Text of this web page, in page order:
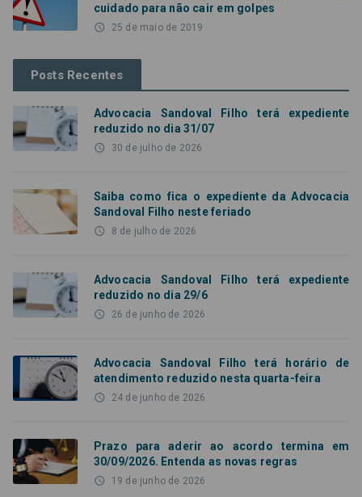
cuidado para não cair em golpes
access_time 25 de maio de 2019
Posts Recentes
Advocacia Sandoval Filho terá expediente
reduzido no dia 31/07
access_time 30 de julho de 2026
Saiba como fica o expediente da Advocacia
Sandoval Filho neste feriado
access_time 8 de julho de 2026
Advocacia Sandoval Filho terá expediente
reduzido no dia 29/6
access_time 26 de junho de 2026
Advocacia Sandoval Filho terá horário de
atendimento reduzido nesta quarta-feira
access_time 24 de junho de 2026
Prazo para aderir ao acordo termina em
30/09/2026. Entenda as novas regras
access_time 19 de junho de 2026